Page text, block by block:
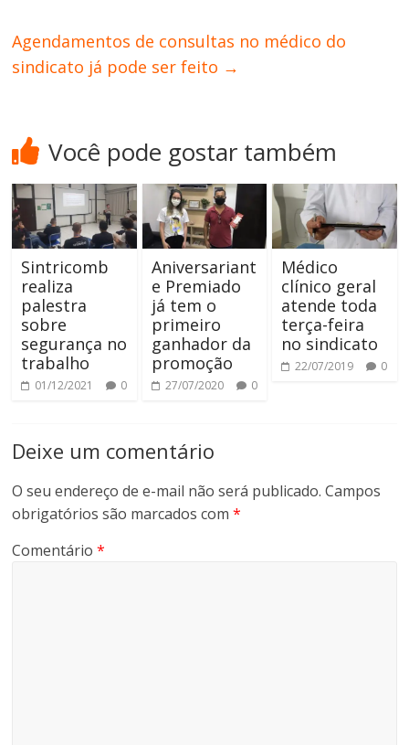
Agendamentos de consultas no médico do
sindicato já pode ser feito →
Você pode gostar também
Sintricomb
realiza
palestra
sobre
segurança no
trabalho
01/12/2021 0
Aniversariant
e Premiado
já tem o
primeiro
ganhador da
promoção
27/07/2020 0
Médico
clínico geral
atende toda
terça-feira
no sindicato
22/07/2019 0
Deixe um comentário
O seu endereço de e-mail não será publicado. Campos
obrigatórios são marcados com*
Comentário*